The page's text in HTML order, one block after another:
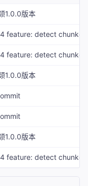
1.0.0版本
1.0.0版本
1.0.0版本